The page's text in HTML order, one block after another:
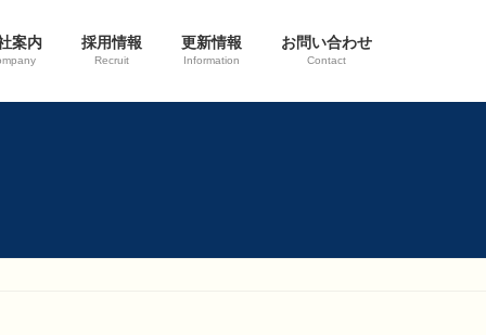
案内 採用情報
Recruit
更新情報
Information
お問い合わせ
Contact